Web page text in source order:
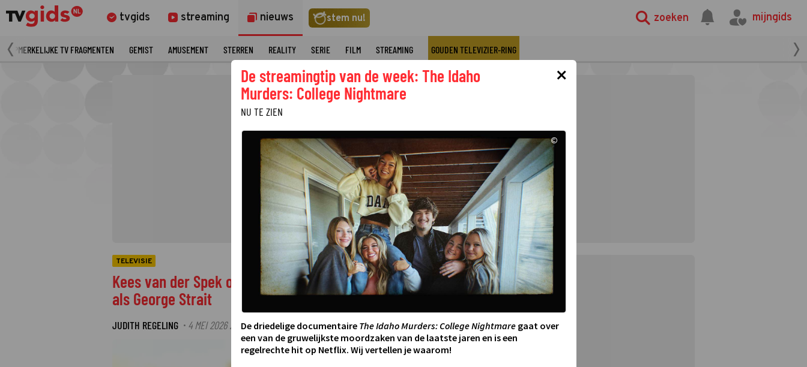
tvgids streaming nieuws stem nu! zoeken mijngids
OPMERKELIJKE TV FRAGMENTEN GEMIST AMUSEMENT STERREN REALITY SERIE FILM STREAMING GOUDEN TELEVIZIER-RING
TELEVISIE
Kees van der Spek ontmaskert oplichter die zich voordoet
als George Strait
JUDITH REGELING · 4 MEI 2026 21:55
©
×
De streamingtip van de week: The Idaho
Murders: College Nightmare
NU TE ZIEN
©
De driedelige documentaire The Idaho Murders: College Nightmaregaat over
een van de gruwelijkste moordzaken van de laatste jaren en is een
regelrechte hit op Netflix. Wij vertellen je waarom!